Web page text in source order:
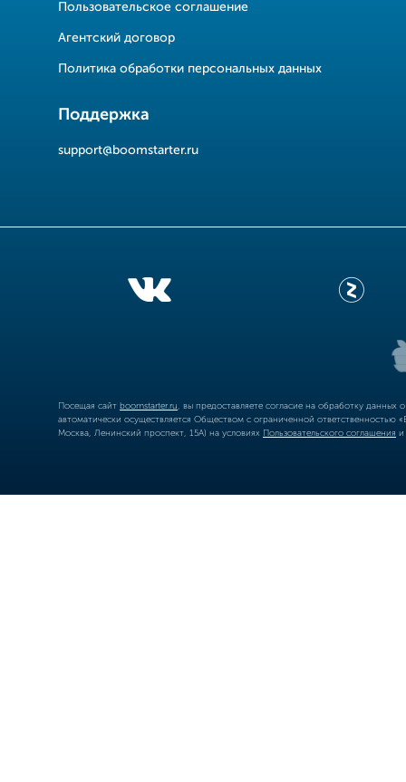
Пользовательское соглашение
Агентский договор
Политика обработки персональных данных
Поддержка
support@boomstarter.ru
Посещая сайт boomstarter.ru , вы предоставляете согласие на обработку
автоматически осуществляется Обществом с ограниченной
Москва, Ленинский проспект, 15А) на условиях Пользовательского соглашения и